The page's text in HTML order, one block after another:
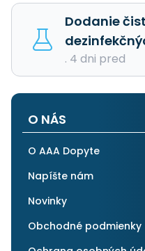
Dodanie
. 4 dni pred
O NÁS
O AAA Dopyte
Napíšte nám
Novinky
Obchodné podmienky